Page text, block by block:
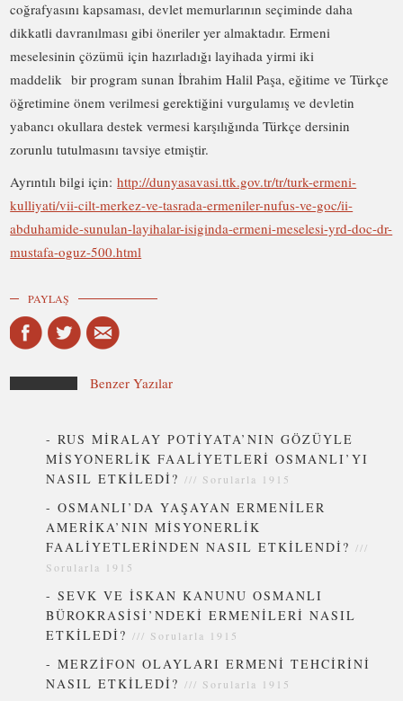
coğrafyasını kapsaması, devlet memurlarının seçiminde daha
dikkatli davranılması gibi öneriler yer almaktadır. Ermeni
meselesinin çözümü için hazırladığı layihada yirmi iki
maddelik bir program sunan İbrahim Halil Paşa, eğitime ve Türkçe
öğretimine önem verilmesi gerektiğini vurgulamış ve devletin
yabancı okullara destek vermesi karşılığında Türkçe dersinin
zorunlu tutulmasını tavsiye etmiştir.
Ayrıntılı bilgi için:http://dunyasavasi.ttk.gov.tr/tr/turk-ermeni-
kulliyati/vii-cilt-merkez-ve-tasrada-ermeniler-nufus-ve-goc/ii-
abduhamide-sunulan-layihalar-isiginda-ermeni-meselesi-yrd-doc-dr-
mustafa-oguz-500.html
PAYLAŞ
Benzer Yazılar
-RUS MİRALAY POTİYATA’NIN GÖZÜYLE
MİSYONERLİK FAALİYETLERİ OSMANLI’YI
NASIL ETKİLEDİ? /// Sorularla 1915
-OSMANLI’DA YAŞAYAN ERMENİLER
AMERİKA’NIN MİSYONERLİK
FAALİYETLERİNDEN NASIL ETKİLENDİ? ///
Sorularla 1915
-SEVK VE İSKAN KANUNU OSMANLI
BÜROKRASİSİ’NDEKİ ERMENİLERİ NASIL
ETKİLEDİ? /// Sorularla 1915
-MERZİFON OLAYLARI ERMENİ TEHCİRİNİ
NASIL ETKİLEDİ? /// Sorularla 1915